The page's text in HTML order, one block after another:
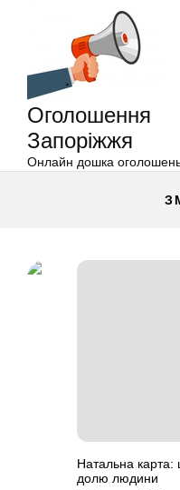
Оголошення
Запоріжжя
Онлайн дошка
Натальна карта:
долю людини